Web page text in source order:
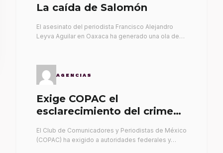
La caída de Salomón
El asesinato del periodista Francisco Alejandro
Leyva Aguilar en Oaxaca ha generado una ola de…
AGENCIAS
Exige COPAC el
esclarecimiento del crimen
El Club de Comunicadores y Periodistas de México
(COPAC) ha exigido a autoridades federales y…